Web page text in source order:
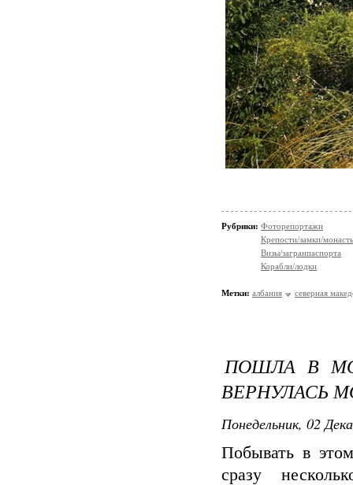
Рубрики: Фоторепортажи
Крепости/замки/
Визы/загранпаспорта
Корабли/лодки
Метки: албания северная
ПОШЛА В
ВЕРНУЛАСЬ
Понедельник, 02
Побывать в
сразу